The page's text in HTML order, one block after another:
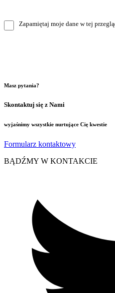
Zapamiętaj moje dane w tej
Masz pytania?
Skontaktuj się z Nami
wyjaśnimy wszystkie nurtujące Cię kwestie
Formularz kontaktowy
BĄDŹMY W KONTAKCIE